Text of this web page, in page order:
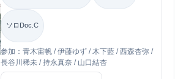
ソロDoc.C
参加：青木宙帆 / 伊藤ゆず / 木下藍 / 西森杏弥 /
長谷川稀未 / 持永真奈 / 山口結杏